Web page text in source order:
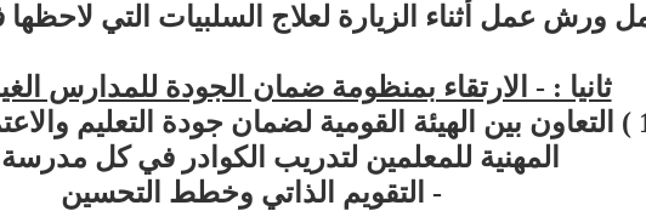
ورش عمل أثناء الزيارة لعلاج السلبيات التي
ثانيا : - الارتقاء بمنظومة ضمان الجودة للمدارس
( 1 ) التعاون بين الهيئة القومية لضمان جودة التعليم
المهنية للمعلمين لتدريب الكوادر في كل
- التقويم الذاتي وخطط التحسين